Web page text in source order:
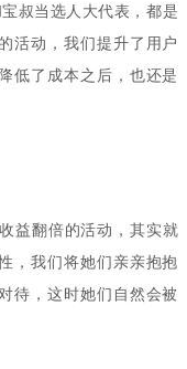
叔当选人大代表，都是
活动，我们提升了用户
低了成本之后，也还是
益翻倍的活动，其实就
，我们将她们亲亲抱抱
待，这时她们自然会被